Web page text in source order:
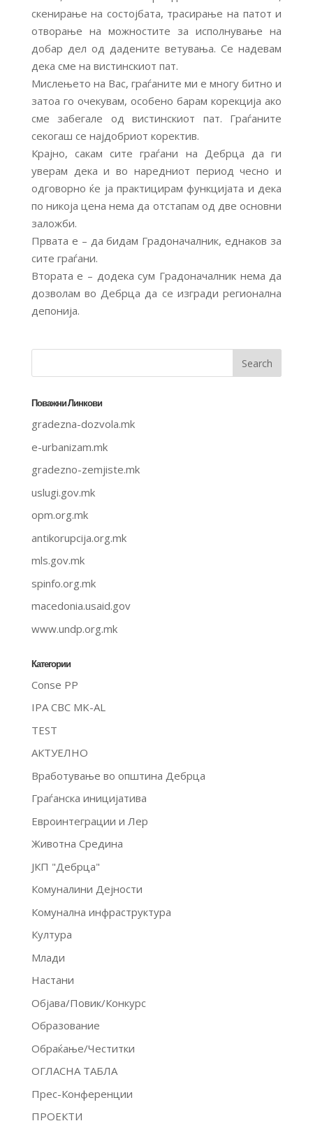
скенирање на состојбата, трасирање на патот и
отворање на можностите за исполнување на
добар дел од дадените ветувања. Се надевам
дека сме на вистинскиот пат.
Мислењето на Вас, граѓаните ми е многу битно и
затоа го очекувам, особено барам корекција ако
сме забегале од вистинскиот пат. Граѓаните
секогаш се најдобриот коректив.
Крајно, сакам сите граѓани на Дебрца да ги
уверам дека и во наредниот период чесно и
одговорно ќе ја практицирам функцијата и дека
по никоја цена нема да отстапам од две основни
заложби.
Првата е – да бидам Градоначалник, еднаков за
сите граѓани.
Втората е – додека сум Градоначалник нема да
дозволам во Дебрца да се изгради регионална
депонија.
Поважни Линкови
gradezna-dozvola.mk
e-urbanizam.mk
gradezno-zemjiste.mk
uslugi.gov.mk
opm.org.mk
antikorupcija.org.mk
mls.gov.mk
spinfo.org.mk
macedonia.usaid.gov
www.undp.org.mk
Категории
Conse PP
IPA CBC MK-AL
TEST
АКТУЕЛНО
Вработување во општина Дебрца
Граѓанска иницијатива
Евроинтеграции и Лер
Животна Средина
ЈКП "Дебрца"
Комуналини Дејности
Комунална инфраструктура
Култура
Млади
Настани
Објава/Повик/Конкурс
Образование
Обраќање/Честитки
ОГЛАСНА ТАБЛА
Прес-Конференции
ПРОЕКТИ